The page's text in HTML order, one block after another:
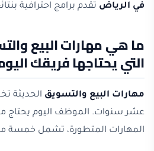
في الرياض تقدم برامج احترافية
ما هي مهارات البيع
التي يحتاجها فريقك
مهارات البيع والتسويق الحديثة
عشر سنوات. الموظف اليوم يحتاج
المهارات المتطورة، تشمل خمسة